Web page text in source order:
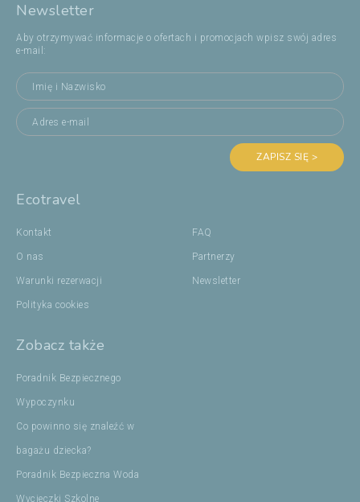
Newsletter
Aby otrzymywać informacje o ofertach i promocjach wpisz swój adres
e-mail:
ZAPISZ SIĘ >
Ecotravel
Kontakt
O nas
Warunki rezerwacji
Polityka cookies
FAQ
Partnerzy
Newsletter
Zobacz także
Poradnik Bezpiecznego
Wypoczynku
Co powinno się znaleźć w
bagażu dziecka?
Poradnik Bezpieczna Woda
Wycieczki Szkolne